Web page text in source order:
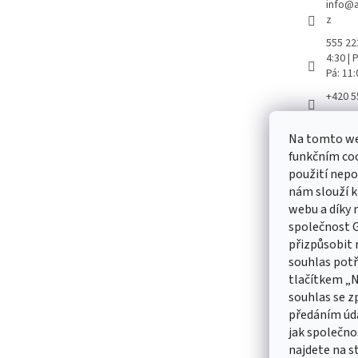
Na tomto
funkčním
použití
nám slouží
webu a díky
společnost
přizpůsobit
souhlas
tlačítkem
souhlas se
předáním
jak
najdete na
info@
z
555
4:30 |
Pá:
+420
Vložte svůj
E-mail
údajů